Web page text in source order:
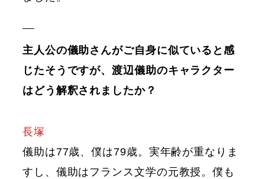
主人公の儀助さんがご自身に似ていると感
じたそうですが、渡辺儀助のキャラクター
はどう解釈されましたか？
長塚
儀助は77歳、僕は79歳。実年齢が重なりま
すし、儀助はフランス文学の元教授。僕も